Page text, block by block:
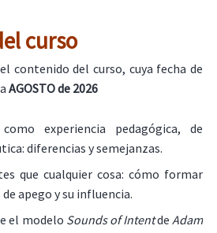
curso
contenido del curso, cuya fecha de
AGOSTO de 2026
experiencia pedagógica, de
diferencias y semejanzas.
que cualquier cosa: cómo formar
apego y su influencia.
el modelo Sounds of IntentdeAdam